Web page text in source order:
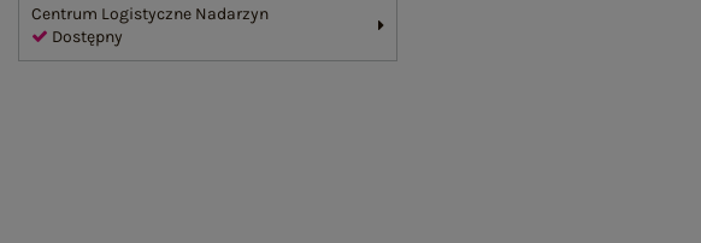
Centrum Logistyczne Nadarzyn
Dostępny